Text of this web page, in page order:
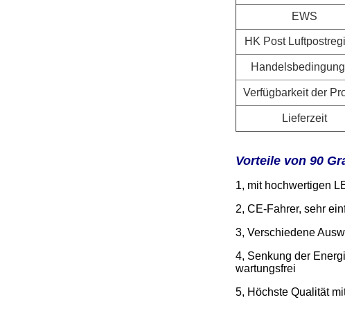
EWS
HK Post
Verfügbarkeit der
Lieferzeit
Vorteile von 90
1, mit hochwertigen
2, CE-Fahrer, sehr
3, Verschiedene
4, Senkung der
wartungsfrei
5, Höchste Qualität